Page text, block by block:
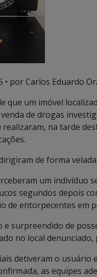
• por Carlos Eduardo
que um imóvel
de drogas
realizaram, na tarde
de forma
um indivíduo
segundos depois
de entorpecentes em
surpreendido de
no local denunciado,
detiveram o
as equipes